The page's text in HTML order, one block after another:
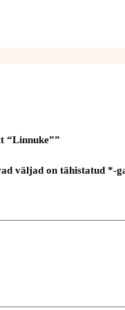
“Linnuke””
väljad on tähistatud *-